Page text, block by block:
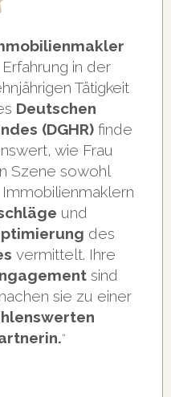
in der
Tätigkeit
Deutschen
(DGHR) finde
wie Frau
Szene sowohl
und
des
vermittelt. Ihre
sind
sie zu einer
“